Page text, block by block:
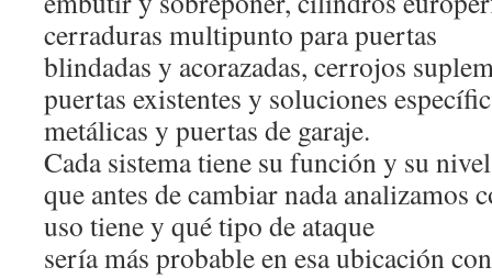
cerraduras multipunto para puertas
blindadas y acorazadas, cerrojos
puertas existentes y soluciones
metálicas y puertas de garaje.
Cada sistema tiene su función y su
que antes de cambiar nada analizamos
uso tiene y qué tipo de ataque
sería más probable en esa ubicación